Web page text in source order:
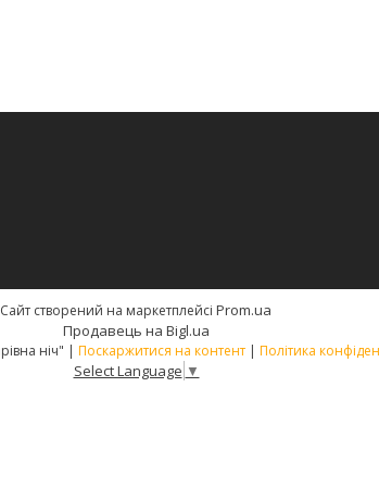
Сайт створений на маркетплейсі Prom.ua
Продавець на Bigl.ua
Текстильна компанія "Чарівна ніч" | Поскаржитися на контент | Політика
Select Language ▼